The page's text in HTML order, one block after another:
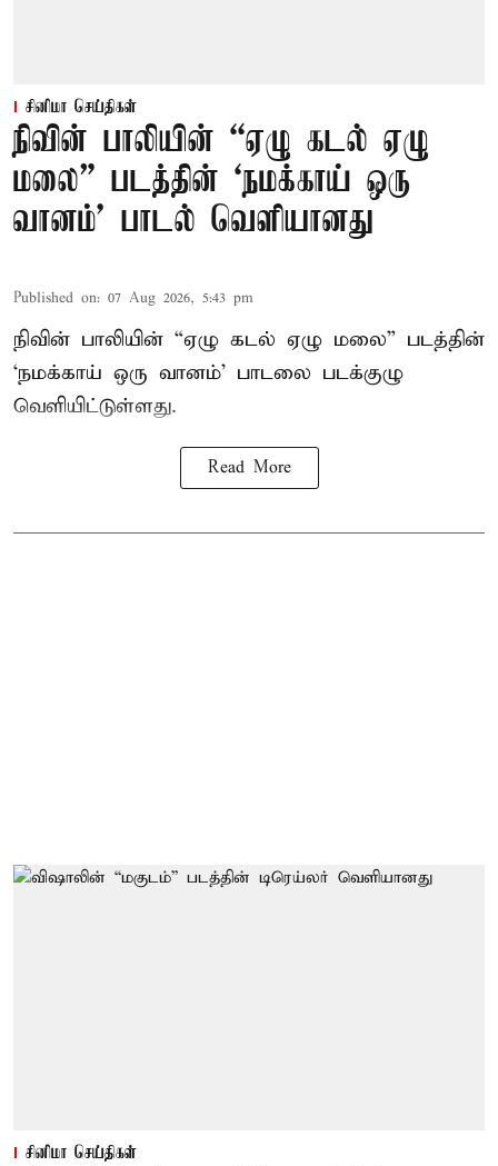
சினிமா செய்திகள்
நிவின் பாலியின் “ஏழு கடல் ஏழு
மலை” படத்தின் ‘நமக்காய் ஒரு
வானம்’ பாடல் வெளியானது
Published on: 07 Aug 2026, 5:43 pm
நிவின் பாலியின் “ஏழு கடல் ஏழு மலை” படத்தின்
‘நமக்காய் ஒரு வானம்’ பாடலை படக்குழு
வெளியிட்டுள்ளது.
Read More
சினிமா செய்திகள்